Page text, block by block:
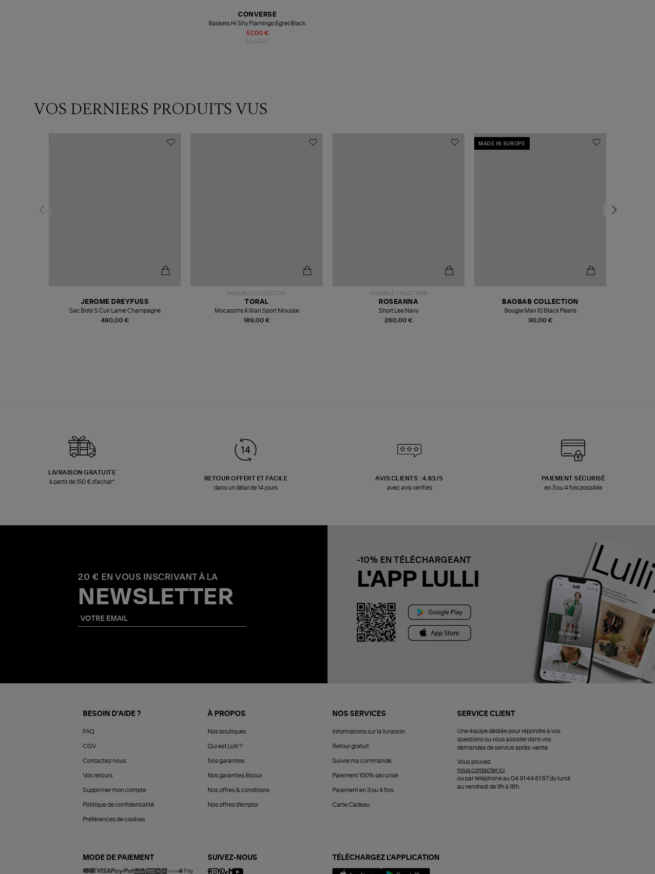
57,00 €
CONVERSE
Baskets Hi Shy Flamingo Egret Black
VOS DERNIERS PRODUITS VUS
480,00 €
JEROME DREYFUSS
Sac Bobi S Cuir Lamé Champagne
NOUVELLE COLLECTION
189,00 €
TORAL
Mocassins Killian Sport Mousse
NOUVELLE COLLECTION
260,00 €
ROSEANNA
Short Lee Navy
MADE IN EUROPE
90,00 €
BAOBAB COLLECTION
Bougie Max 10 Black Pearls
LIVRAISON GRATUITE
à partir de 150 € d'achat*
RETOUR OFFERT ET FACILE
dans un délai de 14 jours
AVIS CLIENTS : 4.83/5
avec avis vérifiés
PAIEMENT SÉCURISÉ
en 3 ou 4 fois possible
20 € EN VOUS INSCRIVANT À LA
NEWSLETTER
-10% EN TÉLÉCHARGEANT
L'APP LULLI
BESOIN D'AIDE ?
FAQ
CGV
Contactez-nous
Vos retours
Supprimer mon compte
Politique de confidentialité
Préférences de cookies
À PROPOS
Nos boutiques
Qui est Lulli ?
Nos garanties
Nos garanties Bijoux
Nos offres & conditions
Nos offres d'emploi
NOS SERVICES
Informations sur la livraison
Retour gratuit
Suivre ma commande
Paiement 100% sécurisé
Paiement en 3 ou 4 fois
Carte Cadeau
SERVICE CLIENT
Une équipe dédiée pour répondre à vos
questions ou vous assister dans vos
demandes de service après-vente.
Vous pouvez
nous contacter ici
ou par téléphone au 04 91 44 61 67 du lundi
au vendredi de 9h à 18h.
MODE DE PAIEMENT SUIVEZ-NOUS TÉLÉCHARGEZ L'APPLICATION